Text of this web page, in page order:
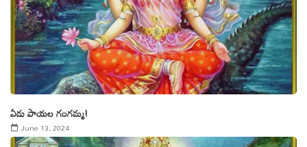
ఏడు పాయల గంగమ్మ!
June 13, 2024